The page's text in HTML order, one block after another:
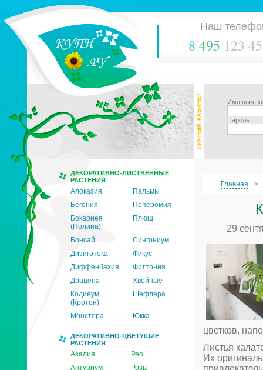
Наш
8 495 123
Имя
Пароль
ДЕКОРАТИВНО-ЛИСТВЕННЫЕ
РАСТЕНИЯ
Алоказия
Пальмы
Бегония
Пеперомия
Бокарнея
(Нолина)
Плющ
Бонсай
Сингониум
Дизиготека
Фикус
Диффенбахия
Фиттония
Драцена
Хвойные
Кодиеум
(Кротон)
Шефлера
Монстера Юкка
ДЕКОРАТИВНО-ЦВЕТУЩИЕ
РАСТЕНИЯ
Азалия
Рео
Антуриум
Розы
Главная
29
цветков,
Листья
Их